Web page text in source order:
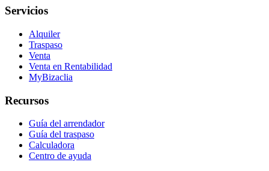
Servicios
Alquiler
Traspaso
Venta
Venta en Rentabilidad
MyBizaclia
Recursos
Guía del arrendador
Guía del traspaso
Calculadora
Centro de ayuda